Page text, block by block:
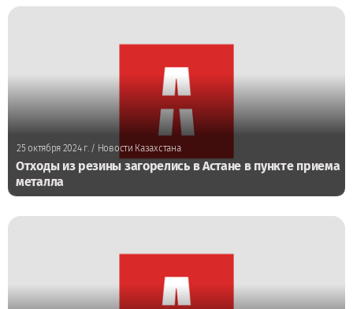
25 октября 2024 г./ Новости Казахстана
Отходы из резины загорелись в Астане в пункте приема
металла